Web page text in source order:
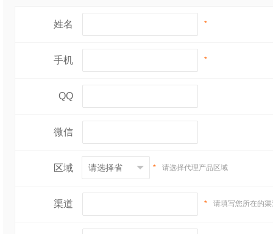
姓名 *
手机 *
QQ
微信
区域 * 请选择代理产品区域
渠道 * 请填写您所在的